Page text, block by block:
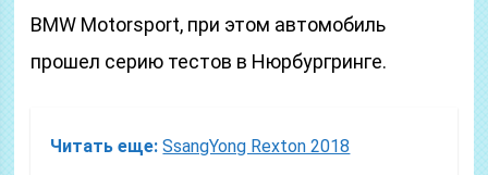
BMW Motorsport, при этом автомобиль
прошел серию тестов в Нюрбургринге.
Читать еще: SsangYong Rexton 2018